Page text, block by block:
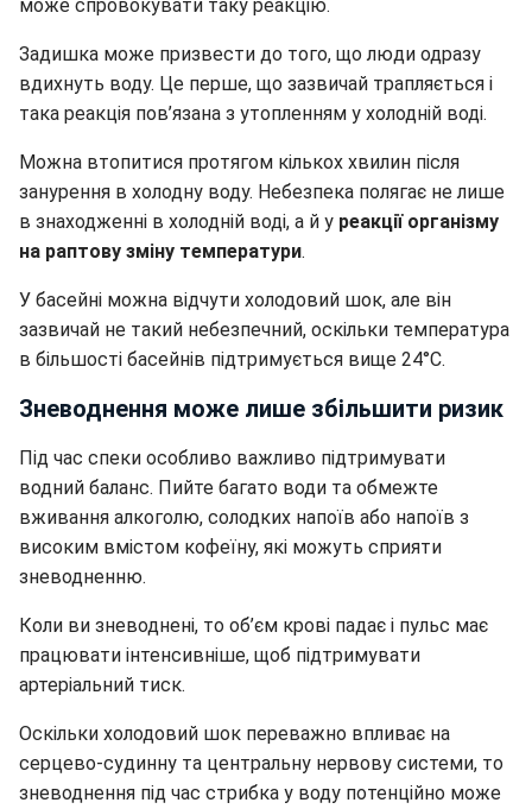
може спровокувати таку реакцію.
Задишка може призвести до того, що люди одразу
вдихнуть воду. Це перше, що зазвичай трапляється і
така реакція пов’язана з утопленням у холодній воді.
Можна втопитися протягом кількох хвилин після
занурення в холодну воду. Небезпека полягає не лише
в знаходженні в холодній воді, а й у реакції організму
на раптову зміну температури.
У басейні можна відчути холодовий шок, але він
зазвичай не такий небезпечний, оскільки температура
в більшості басейнів підтримується вище 24°C.
Зневоднення може лише збільшити ризик
Під час спеки особливо важливо підтримувати
водний баланс. Пийте багато води та обмежте
вживання алкоголю, солодких напоїв або напоїв з
високим вмістом кофеїну, які можуть сприяти
зневодненню.
Коли ви зневоднені, то об’єм крові падає і пульс має
працювати інтенсивніше, щоб підтримувати
артеріальний тиск.
Оскільки холодовий шок переважно впливає на
серцево-судинну та центральну нервову системи, то
зневоднення під час стрибка у воду потенційно може